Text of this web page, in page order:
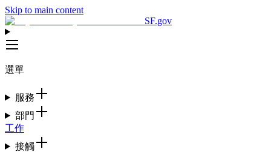
Skip to main content
SF.gov
選單
服務
部門
工作
接觸